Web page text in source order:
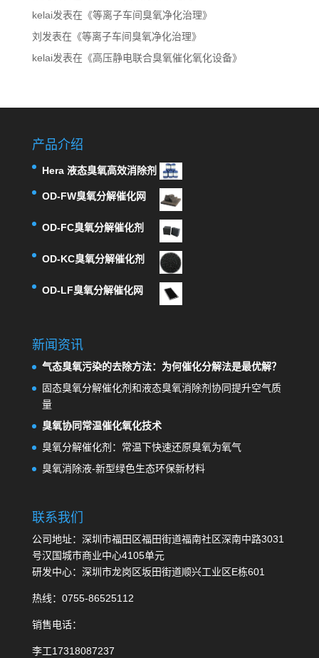
kelai发表在《等离子车间臭氧净化治理》
刘 发表在《等离子车间臭氧净化治理》
kelai发表在《高压静电联合臭氧催化氧化设备》
产品介绍
Hera 液态臭氧高效消除剂
OD-FW臭氧分解催化网
OD-FC臭氧分解催化剂
OD-KC臭氧分解催化剂
OD-LF臭氧分解催化网
新闻资讯
气态臭氧污染的去除方法：为何催化分解法是最优解？
固态臭氧分解催化剂和液态臭氧消除剂协同提升空气质
量
臭氧协同常温催化氧化技术
臭氧分解催化剂：常温下快速还原臭氧为氧气
臭氧消除液-新型绿色生态环保新材料
联系我们
公司地址：深圳市福田区福田街道福南社区深南中路3031
号汉国城市商业中心4105单元
研发中心：深圳市龙岗区坂田街道顺兴工业区E栋601
热线：0755-86525112
销售电话：
李工17318087237